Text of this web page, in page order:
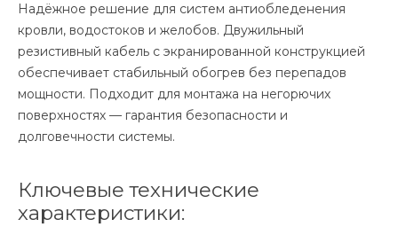
Надёжное решение для систем антиобледенения
кровли, водостоков и желобов. Двужильный
резистивный кабель с экранированной конструкцией
обеспечивает стабильный обогрев без перепадов
мощности. Подходит для монтажа на негорючих
поверхностях — гарантия безопасности и
долговечности системы.
Ключевые технические
характеристики: